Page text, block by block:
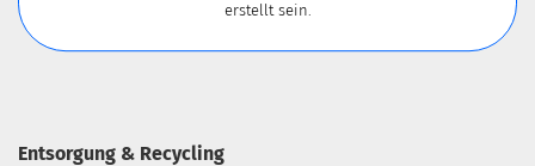
erstellt sein.
Entsorgung & Recycling